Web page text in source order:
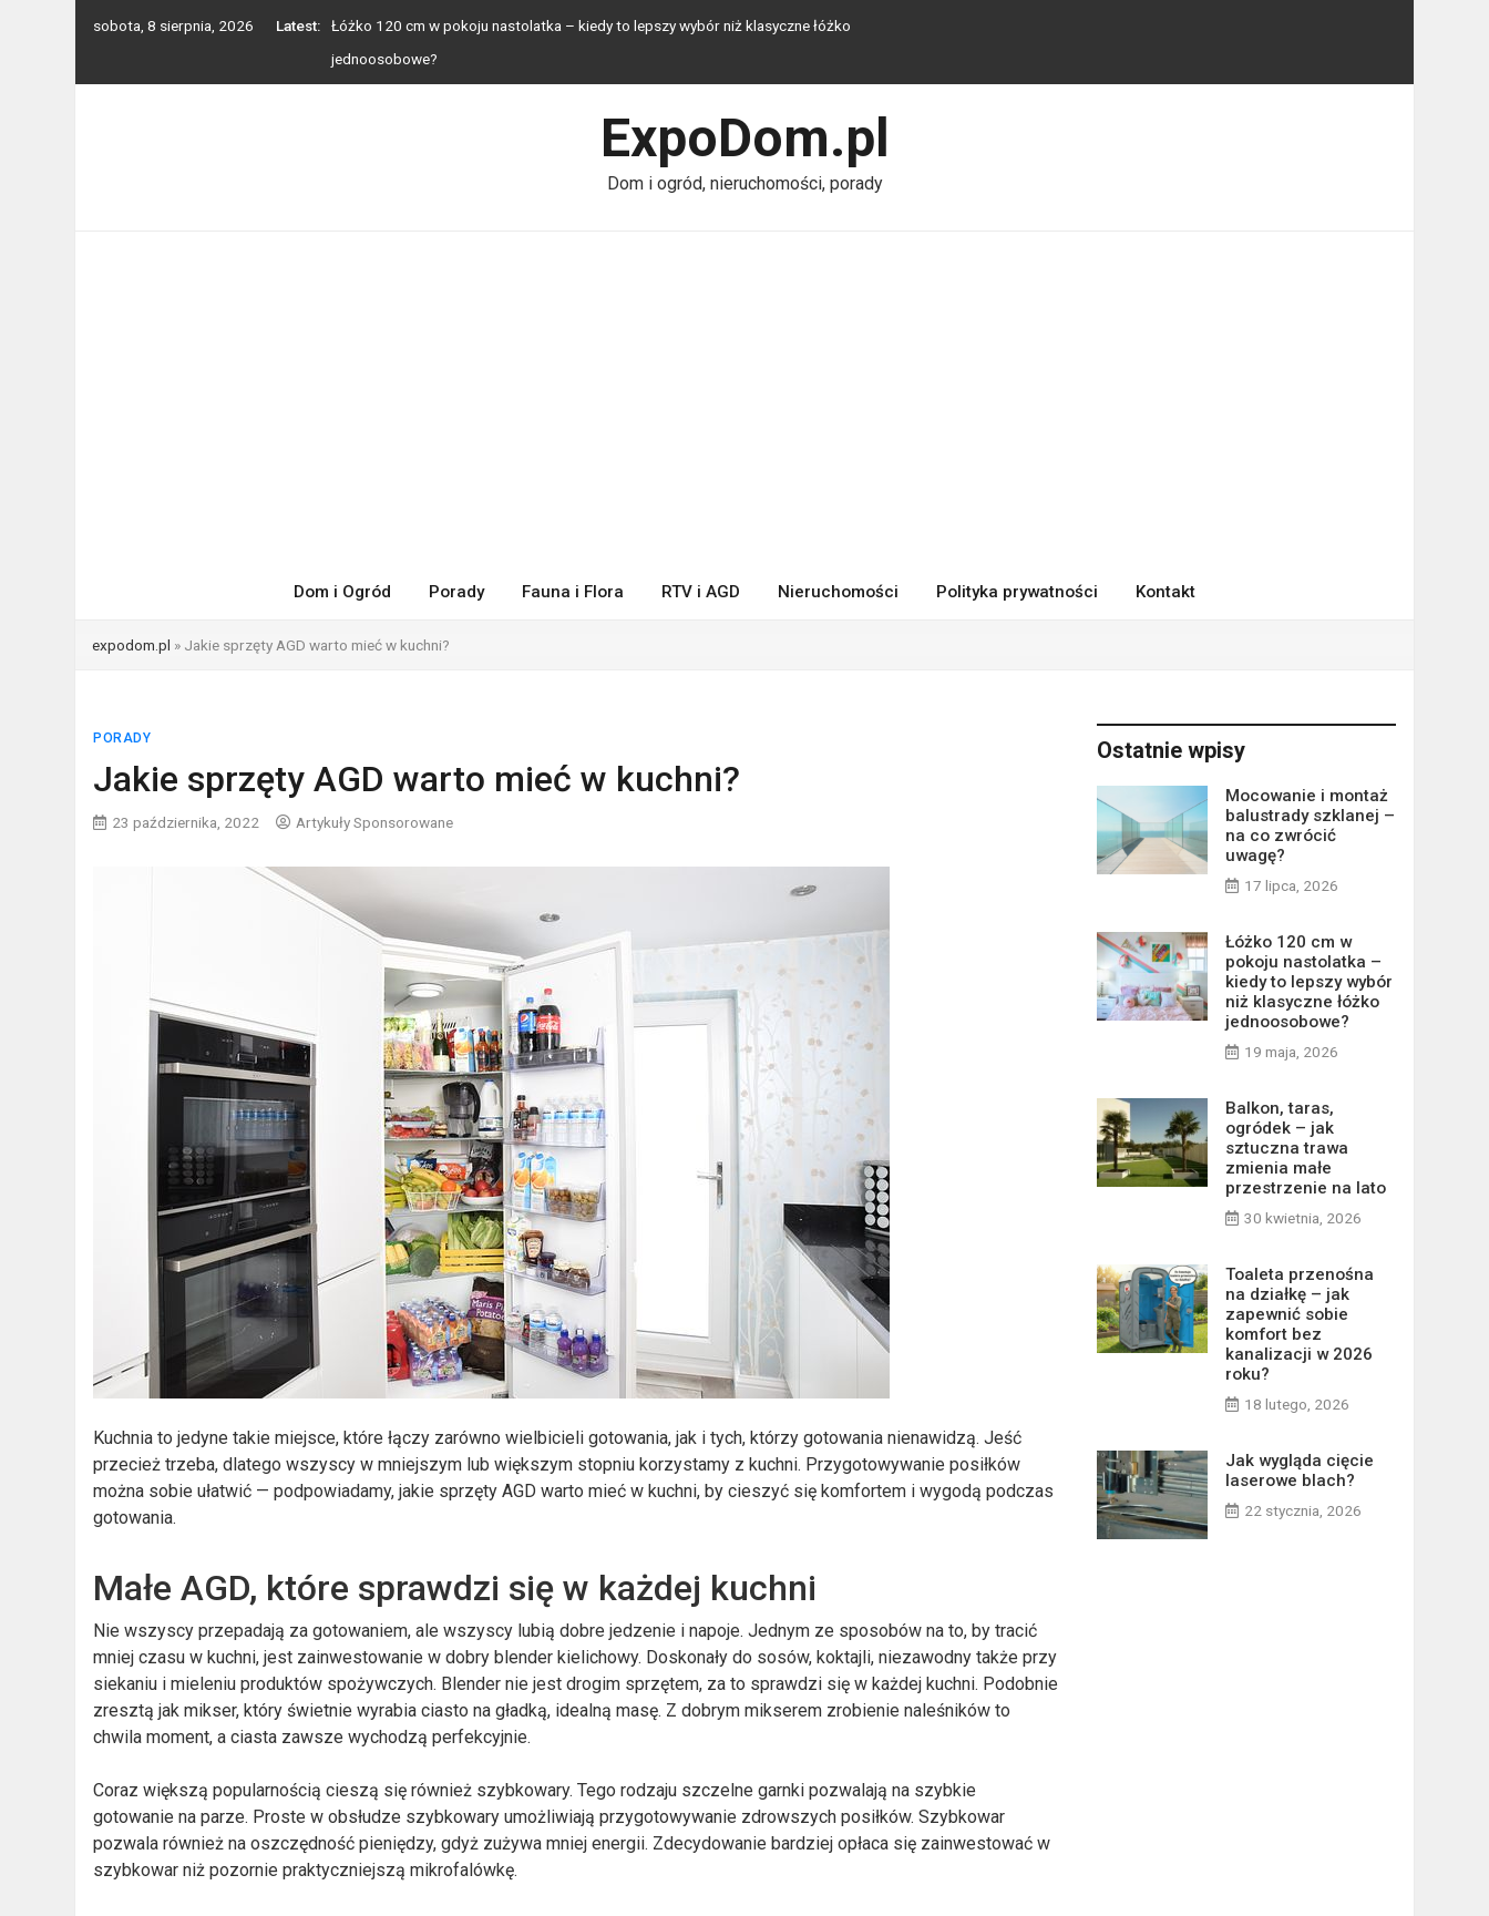
sobota, 8 sierpnia, 2026 Latest:
Łóżko 120 cm w pokoju nastolatka – kiedy to lepszy wybór niż klasyczne łóżko
jednoosobowe?
Toaleta przenośna na działkę – jak zapewnić sobie komfort bez kanalizacji w 2026 roku?
Mocowanie i montaż balustrady szklanej – na co zwrócić uwagę?
ExpoDom.pl
Dom i ogród, nieruchomości, porady
Dom i Ogród Porady Fauna i Flora RTV i AGD Nieruchomości Polityka prywatności Kontakt
expodom.pl » Jakie sprzęty AGD warto mieć w kuchni?
PORADY
Jakie sprzęty AGD warto mieć w kuchni?
23 października, 2022 Artykuły Sponsorowane
Kuchnia to jedyne takie miejsce, które łączy zarówno wielbicieli gotowania, jak i tych, którzy gotowania nienawidzą. Jeść
przecież trzeba, dlatego wszyscy w mniejszym lub większym stopniu korzystamy z kuchni. Przygotowywanie posiłków
można sobie ułatwić — podpowiadamy, jakie sprzęty AGD warto mieć w kuchni, by cieszyć się komfortem i wygodą podczas
gotowania.
Małe AGD, które sprawdzi się w każdej kuchni
Nie wszyscy przepadają za gotowaniem, ale wszyscy lubią dobre jedzenie i napoje. Jednym ze sposobów na to, by tracić
mniej czasu w kuchni, jest zainwestowanie w dobry blender kielichowy. Doskonały do sosów, koktajli, niezawodny także przy
siekaniu i mieleniu produktów spożywczych. Blender nie jest drogim sprzętem, za to sprawdzi się w każdej kuchni. Podobnie
zresztą jak mikser, który świetnie wyrabia ciasto na gładką, idealną masę. Z dobrym mikserem zrobienie naleśników to
chwila moment, a ciasta zawsze wychodzą perfekcyjnie.
Coraz większą popularnością cieszą się również szybkowary. Tego rodzaju szczelne garnki pozwalają na szybkie
gotowanie na parze. Proste w obsłudze szybkowary umożliwiają przygotowywanie zdrowszych posiłków. Szybkowar
pozwala również na oszczędność pieniędzy, gdyż zużywa mniej energii. Zdecydowanie bardziej opłaca się zainwestować w
szybkowar niż pozornie praktyczniejszą mikrofalówkę.
Ostatnie wpisy
Mocowanie i montaż
balustrady szklanej –
na co zwrócić
uwagę?
17 lipca, 2026
Łóżko 120 cm w
pokoju nastolatka –
kiedy to lepszy wybór
niż klasyczne łóżko
jednoosobowe?
19 maja, 2026
Balkon, taras,
ogródek – jak
sztuczna trawa
zmienia małe
przestrzenie na lato
30 kwietnia, 2026
Toaleta przenośna
na działkę – jak
zapewnić sobie
komfort bez
kanalizacji w 2026
roku?
18 lutego, 2026
Jak wygląda cięcie
laserowe blach?
22 stycznia, 2026